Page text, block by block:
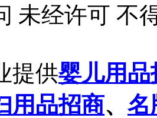
未经许可 不
提供婴儿用品
用品招商、 名